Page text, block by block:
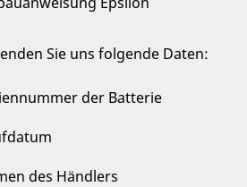
Sie uns folgende Daten:
der Batterie
des Händlers